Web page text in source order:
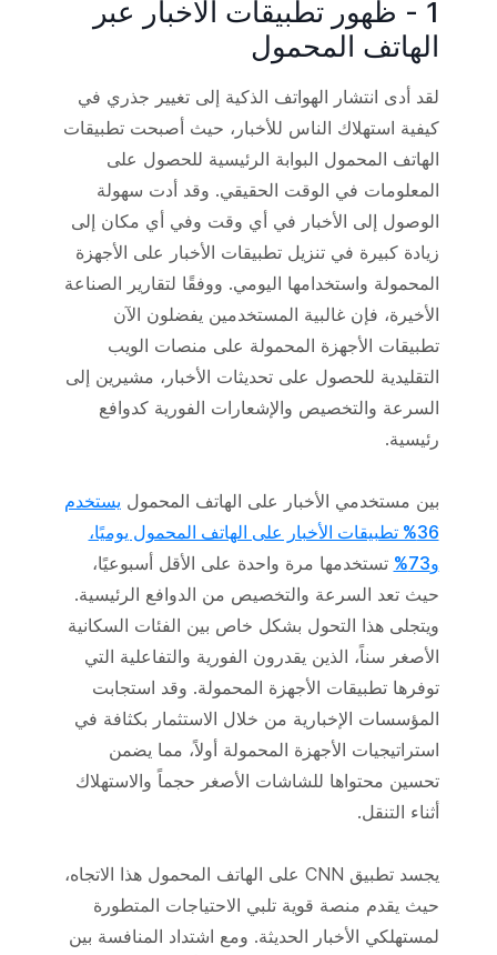
1 - ظهور تطبيقات الأخبار عبر
الهاتف المحمول
لقد أدى انتشار الهواتف الذكية إلى تغيير جذري في
كيفية استهلاك الناس للأخبار، حيث أصبحت تطبيقات
الهاتف المحمول البوابة الرئيسية للحصول على
المعلومات في الوقت الحقيقي. وقد أدت سهولة
الوصول إلى الأخبار في أي وقت وفي أي مكان إلى
زيادة كبيرة في تنزيل تطبيقات الأخبار على الأجهزة
المحمولة واستخدامها اليومي. ووفقًا لتقارير الصناعة
الأخيرة، فإن غالبية المستخدمين يفضلون الآن
تطبيقات الأجهزة المحمولة على منصات الويب
التقليدية للحصول على تحديثات الأخبار، مشيرين إلى
السرعة والتخصيص والإشعارات الفورية كدوافع
رئيسية.
بين مستخدمي الأخبار على الهاتف المحمول يستخدم
36% تطبيقات الأخبار على الهاتف المحمول يوميًا،
و73%
تستخدمها مرة واحدة على الأقل أسبوعيًا،
حيث تعد السرعة والتخصيص من الدوافع الرئيسية.
ويتجلى هذا التحول بشكل خاص بين الفئات السكانية
الأصغر سناً، الذين يقدرون الفورية والتفاعلية التي
توفرها تطبيقات الأجهزة المحمولة. وقد استجابت
المؤسسات الإخبارية من خلال الاستثمار بكثافة في
استراتيجيات الأجهزة المحمولة أولاً، مما يضمن
تحسين محتواها للشاشات الأصغر حجماً والاستهلاك
أثناء التنقل.
يجسد تطبيق CNN على الهاتف المحمول هذا الاتجاه،
حيث يقدم منصة قوية تلبي الاحتياجات المتطورة
لمستهلكي الأخبار الحديثة. ومع اشتداد المنافسة بين